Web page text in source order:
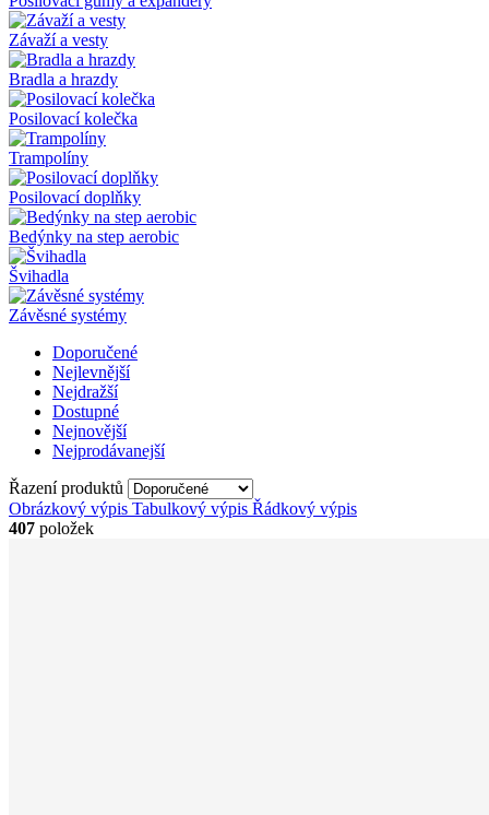
Závaží a vesty
Bradla a hrazdy
Posilovací kolečka
Trampolíny
Posilovací doplňky
Bedýnky na step aerobic
Švihadla
Závěsné systémy
Doporučené
Nejlevnější
Nejdražší
Dostupné
Nejnovější
Nejprodávanejší
Řazení produktů
Obrázkový výpis Tabulkový výpis Řádkový výpis
407 položek